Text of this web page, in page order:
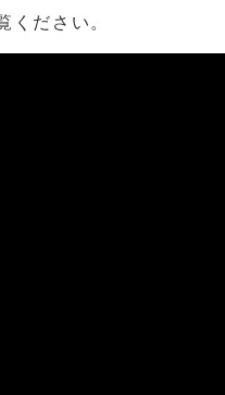
ください。